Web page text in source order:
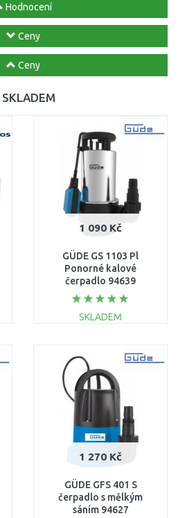
Hodnocení
Ceny
Ceny
SKLADEM
1 090 Kč
GÜDE GS 1103 Pl
Ponorné kalové
čerpadlo 94639
SKLADEM
Porovnat
1 270 Kč
GÜDE GFS 401 S
čerpadlo s mělkým
sáním 94627